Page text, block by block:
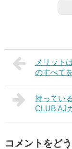
メリット
のすべて
持ってい
CLUB AJ
コメントをど